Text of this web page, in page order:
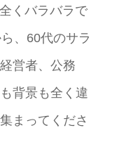
くバラバラで
、60代のサラ
営者、公務
背景も全く違
まってくださ